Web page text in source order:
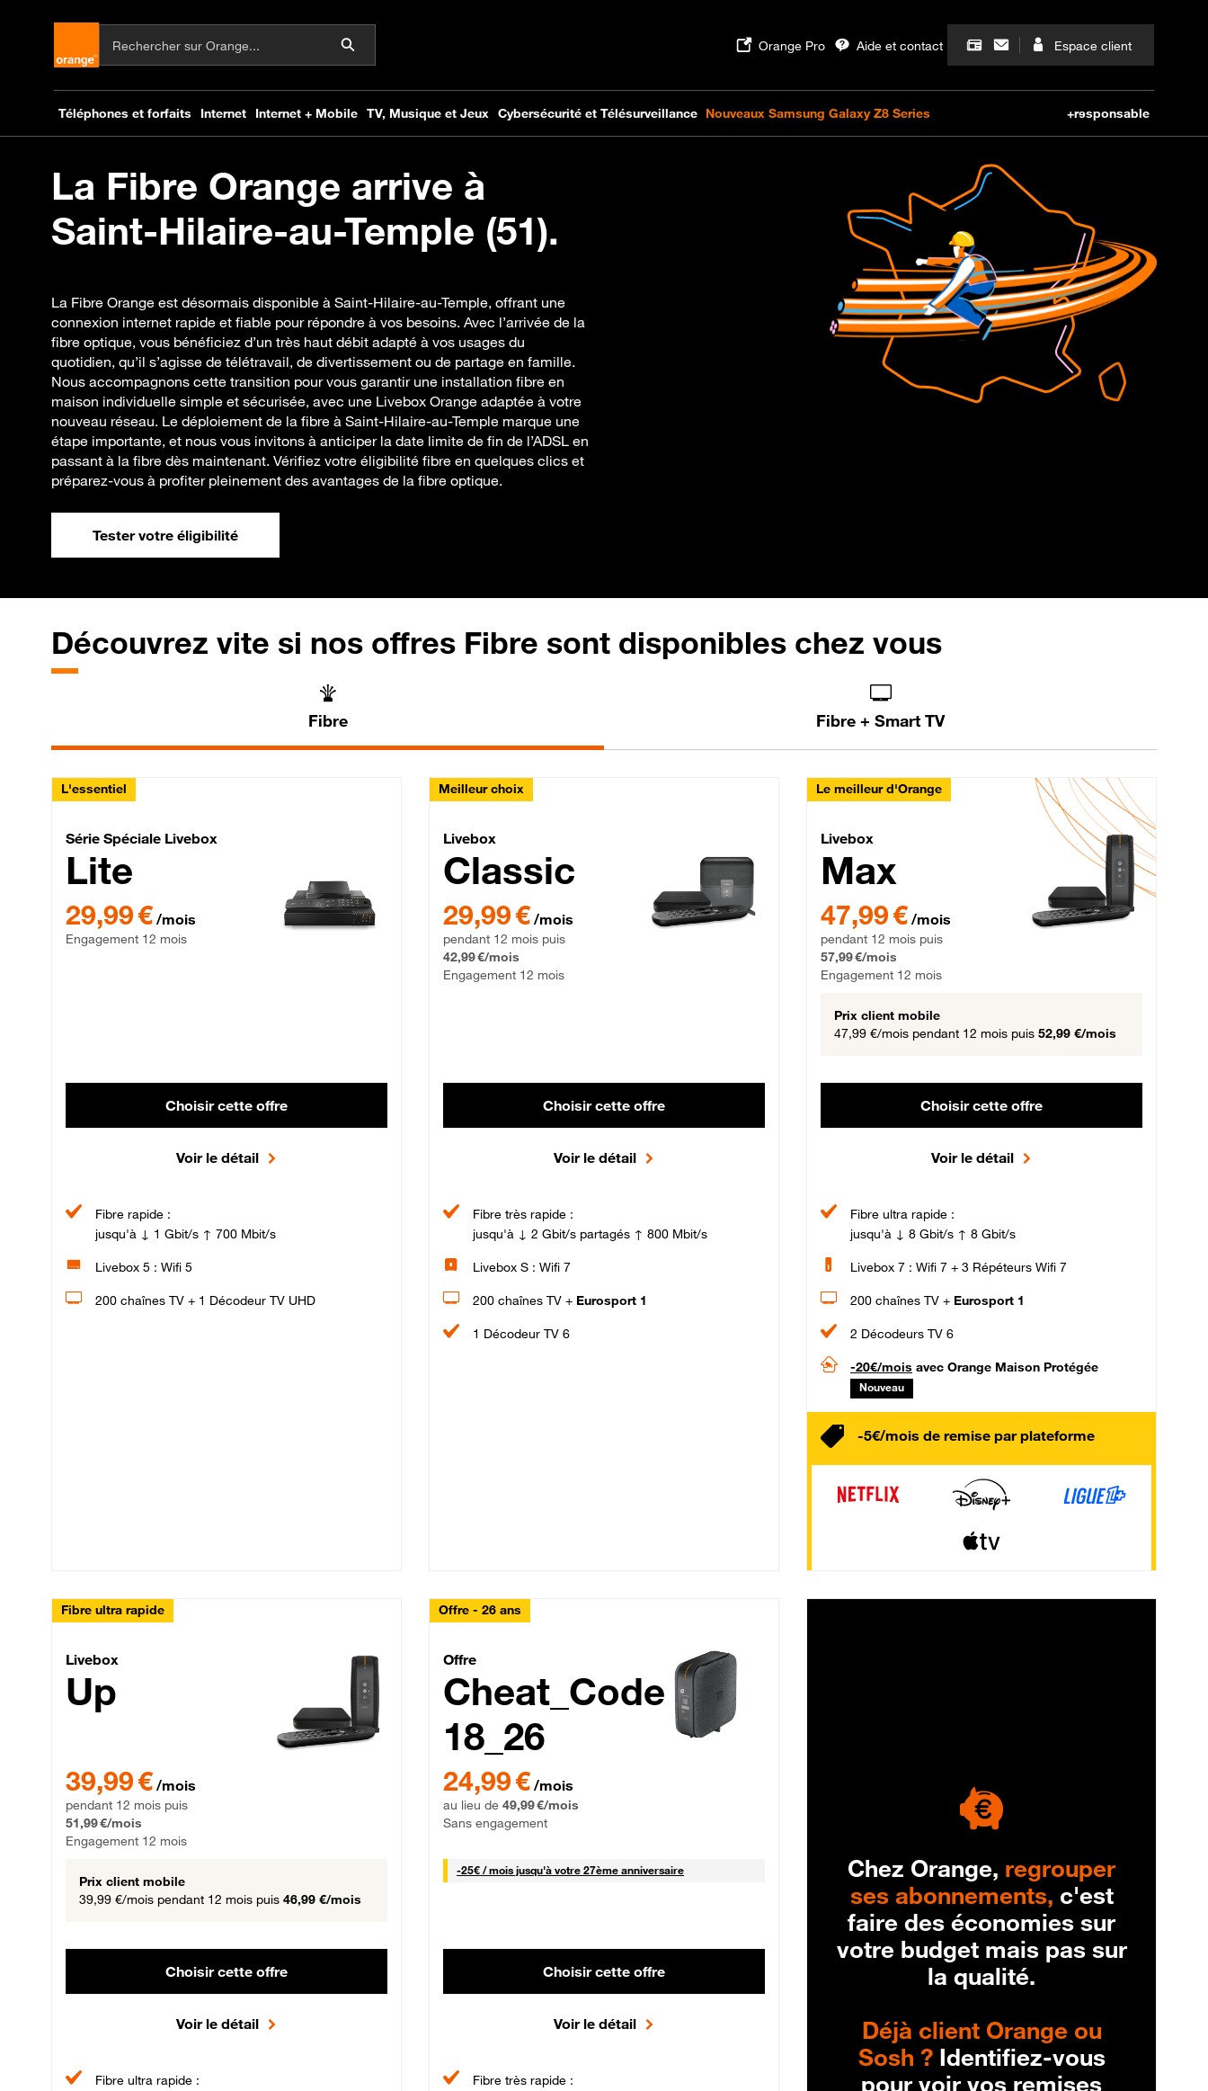
La Fibre Orange arrive à
Saint-Hilaire-au-Temple (51).
La Fibre Orange est désormais disponible à Saint-Hilaire-au-Temple, offrant une
connexion internet rapide et fiable pour répondre à vos besoins. Avec l’arrivée de la
fibre optique, vous bénéficiez d’un très haut débit adapté à vos usages du
quotidien, qu’il s’agisse de télétravail, de divertissement ou de partage en famille.
Nous accompagnons cette transition pour vous garantir une installation fibre en
maison individuelle simple et sécurisée, avec une Livebox Orange adaptée à votre
nouveau réseau. Le déploiement de la fibre à Saint-Hilaire-au-Temple marque une
étape importante, et nous vous invitons à anticiper la date limite de fin de l’ADSL en
passant à la fibre dès maintenant. Vérifiez votre éligibilité fibre en quelques clics et
préparez-vous à profiter pleinement des avantages de la fibre optique.
Tester votre éligibilité
Découvrez vite si nos offres Fibre sont disponibles chez vous
Fibre Fibre + Smart TV
L'essentiel
Série Spéciale Livebox Lite Fibre
Série Spéciale Livebox
Lite
29,99 € par mois , Engagement 12 mois
29,99 € /mois
Engagement 12 mois
Choisir cette offre
Voir le détail
Fibre rapide :
jusqu'à ↓ 1 Gbit/s ↑ 700 Mbit/s
Livebox 5 : Wifi 5
200 chaînes TV + 1 Décodeur TV UHD
Meilleur choix
Livebox Classic Fibre
Livebox
Classic
29,99 € par mois pendant 12 mois puis 42,99 € par mois, Engagement 12 mois
29,99 € /mois
pendant 12 mois puis
42,99 €/mois
Engagement 12 mois
Choisir cette offre
Voir le détail
Fibre très rapide :
jusqu'à ↓ 2 Gbit/s partagés ↑ 800 Mbit/s
Livebox S : Wifi 7
200 chaînes TV + Eurosport 1
1 Décodeur TV 6
Le meilleur d'Orange
Livebox Max Fibre
Livebox
Max
47,99 € par mois pendant 12 mois puis 57,99 € par mois,
47,99 € /mois
pendant 12 mois puis
57,99 €/mois
Engagement 12 mois
Prix client mobile
47,99 €/mois pendant 12 mois puis 52,99 €/mois
Choisir cette offre
Voir le détail
Fibre ultra rapide :
jusqu'à ↓ 8 Gbit/s ↑ 8 Gbit/s
Livebox 7 : Wifi 7 + 3 Répéteurs Wifi 7
200 chaînes TV + Eurosport 1
2 Décodeurs TV 6
-20€/mois avec Orange Maison Protégée
Nouveau
-5€/mois de remise par plateforme
Fibre ultra rapide
Livebox Up Fibre
Livebox
Up
39,99 € /mois
pendant 12 mois puis
51,99 €/mois
Engagement 12 mois
Prix client mobile
39,99 €/mois pendant 12 mois puis 46,99 €/mois
Choisir cette offre
Voir le détail
Fibre ultra rapide :
Offre - 26 ans
Cheat_Code Fibre_18_26
Offre
Cheat_Code
18_26
24,99 € /mois
au lieu de 49,99 €/mois
Sans engagement
-25€ / mois25 € par mois
jusqu'à votre 27ème anniversaire
Choisir cette offre
Voir le détail
Fibre très rapide :
Chez Orange, regrouper
ses abonnements, c'est
faire des économies sur
votre budget mais pas sur
la qualité.
Déjà client Orange ou
Sosh ?Identifiez-vous
pour voir vos remises